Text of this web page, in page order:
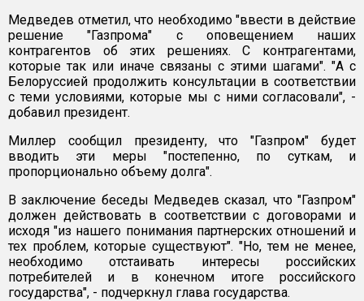
Медведев отметил, что необходимо "ввести в действие
решение "Газпрома" с оповещением наших
контрагентов об этих решениях. С контрагентами,
которые так или иначе связаны с этими шагами". "А с
Белоруссией продолжить консультации в соответствии
с теми условиями, которые мы с ними согласовали", -
добавил президент.
Миллер сообщил президенту, что "Газпром" будет
вводить эти меры "постепенно, по суткам, и
пропорционально объему долга".
В заключение беседы Медведев сказал, что "Газпром"
должен действовать в соответствии с договорами и
исходя "из нашего понимания партнерских отношений и
тех проблем, которые существуют". "Но, тем не менее,
необходимо отстаивать интересы российских
потребителей и в конечном итоге российского
государства", - подчеркнул глава государства.